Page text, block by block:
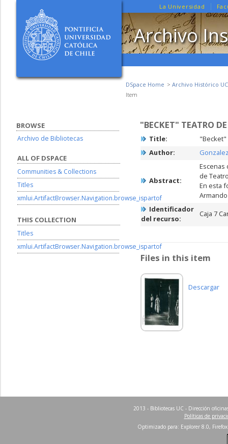
La Universidad
Archivo
DSpace Home
Archivo Histórico UC
Item
"BECKET" TEATRO
Title:
"Becket"
Author:
Abstract:
Escenas
de
En esta
Identificador
del recurso:
Caja 7
Files in this item
Descargar
BROWSE
Archivo de Bibliotecas
ALL OF DSPACE
Communities & Collections
Titles
xmlui.ArtifactBrowser.Navigation.browse_ispartof
THIS COLLECTION
Titles
xmlui.ArtifactBrowser.Navigation.browse_ispartof
2013 - Bibliotecas UC - Dirección
Políticas de
Optimizado para: Explorer 8.0,